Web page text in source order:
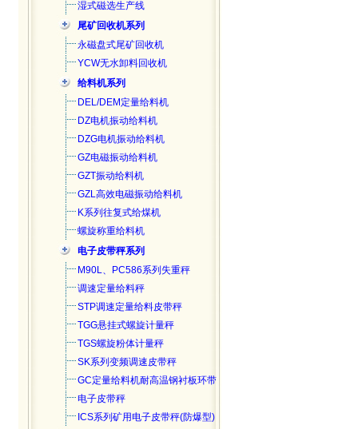
湿式磁选生产线
尾矿回收机系列
永磁盘式尾矿回收机
YCW无水卸料回收机
给料机系列
DEL/DEM定量给料机
DZ电机振动给料机
DZG电机振动给料机
GZ电磁振动给料机
GZT振动给料机
GZL高效电磁振动给料机
K系列往复式给煤机
螺旋称重给料机
电子皮带秤系列
M90L、PC586系列失重秤
调速定量给料秤
STP调速定量给料皮带秤
TGG悬挂式螺旋计量秤
TGS螺旋粉体计量秤
SK系列变频调速皮带秤
GC定量给料机耐高温钢衬板环带
电子皮带秤
ICS系列矿用电子皮带秤(防爆型)